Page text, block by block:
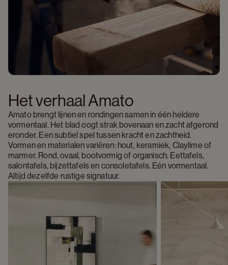
Het verhaal Amato
Amato brengt lijnen en rondingen samen in één heldere
vormentaal. Het blad oogt strak bovenaan en zacht afgerond
eronder. Een subtiel spel tussen kracht en zachtheid.
Vormen en materialen variëren: hout, keramiek, Claylime of
marmer. Rond, ovaal, bootvormig of organisch. Eettafels,
salontafels, bijzettafels en consoletafels. Eén vormentaal.
Altijd dezelfde rustige signatuur.